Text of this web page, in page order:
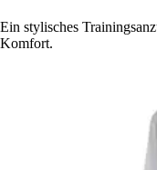
Ein stylisches
Komfort.